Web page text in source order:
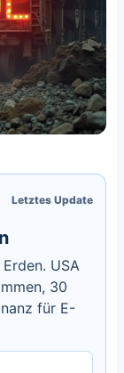
Letztes Update
USA
30
für E-